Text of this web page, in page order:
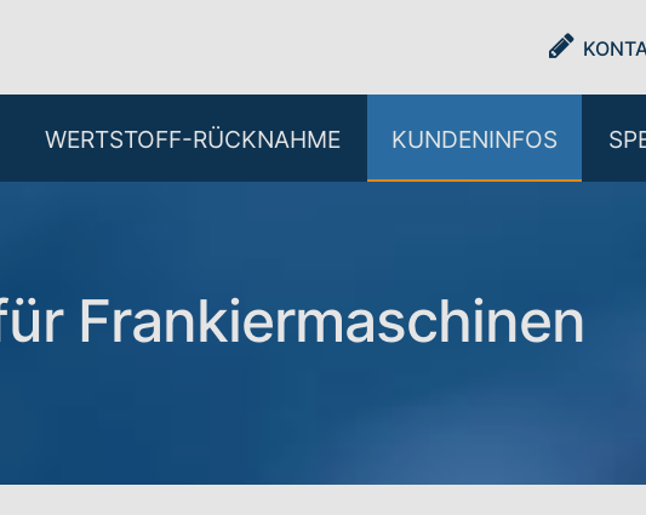
WERTSTOFF-RÜCKNAHME KUNDENINFOS
Frankiermaschinen